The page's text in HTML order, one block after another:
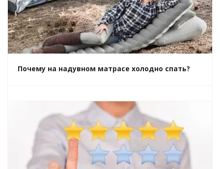
Почему на надувном матрасе холодно спать?